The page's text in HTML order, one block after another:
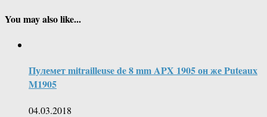
You may also like...
Пулемет mitrailleuse de 8 mm APX 1905 он же Puteaux
M1905
04.03.2018